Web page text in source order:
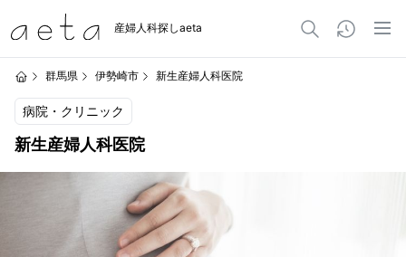
産婦人科探しaeta
群馬県 伊勢崎市 新生産婦人科医院
病院・クリニック
新生産婦人科医院